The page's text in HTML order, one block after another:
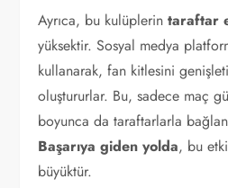
Ayrıca, bu kulüplerintaraftar
yüksektir. Sosyal medya
kullanarak, fan kitlesini
oluştururlar. Bu, sadece maç
boyunca da taraftarlarla
Başarıya giden yolda, bu
büyüktür.